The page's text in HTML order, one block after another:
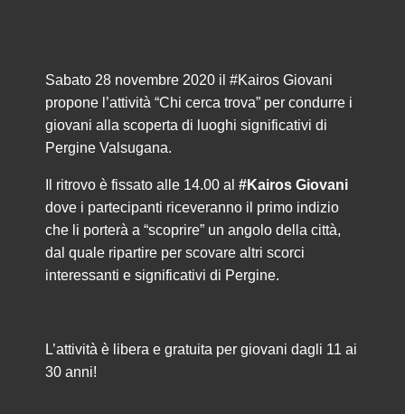
Sabato 28 novembre 2020 il #Kairos Giovani
propone l’attività “Chi cerca trova” per condurre i
giovani alla scoperta di luoghi significativi di
Pergine Valsugana.
Il ritrovo è fissato alle 14.00 al #Kairos Giovani
dove i partecipanti riceveranno il primo indizio
che li porterà a “scoprire” un angolo della città,
dal quale ripartire per scovare altri scorci
interessanti e significativi di Pergine.
L’attività è libera e gratuita per giovani dagli 11 ai
30 anni!